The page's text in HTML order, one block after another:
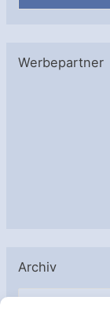
Werbepartner
Archiv
A